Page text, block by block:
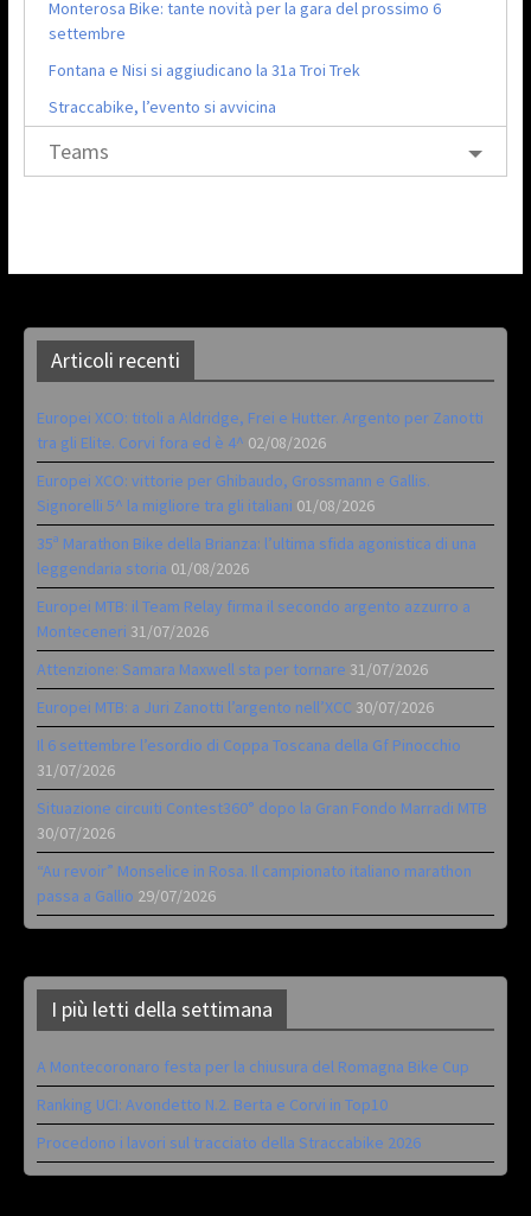
Monterosa Bike: tante novità per la gara del prossimo 6
settembre
Fontana e Nisi si aggiudicano la 31a Troi Trek
Straccabike, l’evento si avvicina
Teams
Articoli recenti
Europei XCO: titoli a Aldridge, Frei e Hutter. Argento per Zanotti
tra gli Elite. Corvi fora ed è 4^ 02/08/2026
Europei XCO: vittorie per Ghibaudo, Grossmann e Gallis.
Signorelli 5^ la migliore tra gli italiani 01/08/2026
35ª Marathon Bike della Brianza: l’ultima sfida agonistica di una
leggendaria storia 01/08/2026
Europei MTB: il Team Relay firma il secondo argento azzurro a
Monteceneri 31/07/2026
Attenzione: Samara Maxwell sta per tornare 31/07/2026
Europei MTB: a Juri Zanotti l’argento nell’XCC 30/07/2026
Il 6 settembre l’esordio di Coppa Toscana della Gf Pinocchio
31/07/2026
Situazione circuiti Contest360° dopo la Gran Fondo Marradi MTB
30/07/2026
“Au revoir” Monselice in Rosa. Il campionato italiano marathon
passa a Gallio 29/07/2026
I più letti della settimana
A Montecoronaro festa per la chiusura del Romagna Bike Cup
Ranking UCI: Avondetto N.2. Berta e Corvi in Top10
Procedono i lavori sul tracciato della Straccabike 2026